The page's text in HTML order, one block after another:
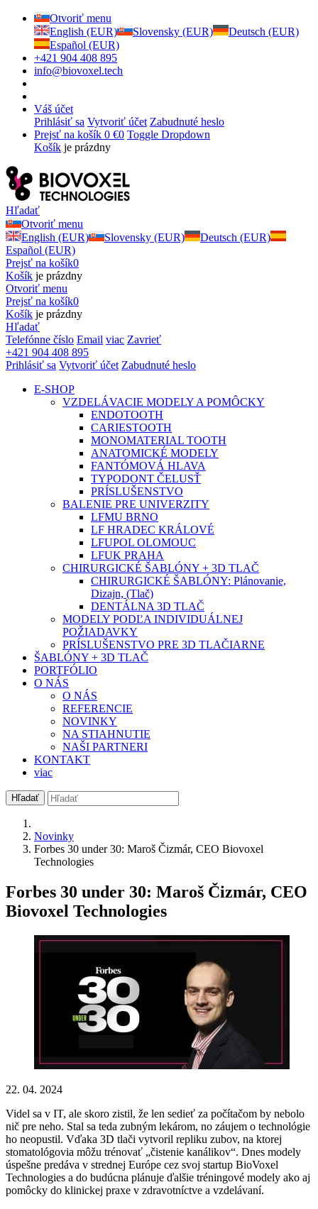
Otvoriť menu
English (EUR)
Slovensky (EUR)
Deutsch (EUR)
Español (EUR)
+421 904 408 895
info@biovoxel.tech
Váš účet
Prihlásiť sa Vytvoriť účet Zabudnuté heslo
Prejsť na košík 0 €0 Toggle Dropdown
Košík je prázdny
Hľadať
Otvoriť menu
English (EUR)
Slovensky (EUR)
Deutsch (EUR)
Español (EUR)
Prejsť na košík0
Košík je prázdny
Otvoriť menu
Prejsť na košík0
Košík je prázdny
Hľadať
Telefónne číslo Email viac Zavrieť
+421 904 408 895
Prihlásiť sa Vytvoriť účet Zabudnuté heslo
E-SHOP
VZDELÁVACIE MODELY A POMÔCKY
ENDOTOOTH
CARIESTOOTH
MONOMATERIAL TOOTH
ANATOMICKÉ MODELY
FANTÓMOVÁ HLAVA
TYPODONT ČELUSŤ
PRÍSLUŠENSTVO
BALENIE PRE UNIVERZITY
LFMU BRNO
LF HRADEC KRÁLOVÉ
LFUPOL OLOMOUC
LFUK PRAHA
CHIRURGICKÉ ŠABLÓNY + 3D TLAČ
CHIRURGICKÉ ŠABLÓNY: Plánovanie,
Dizajn, (Tlač)
DENTÁLNA 3D TLAČ
MODELY PODĽA INDIVIDUÁLNEJ
POŽIADAVKY
PRÍSLUŠENSTVO PRE 3D TLAČIARNE
ŠABLÓNY + 3D TLAČ
PORTFÓLIO
O NÁS
O NÁS
REFERENCIE
NOVINKY
NA STIAHNUTIE
NAŠI PARTNERI
KONTAKT
viac
Hľadať
Novinky
Forbes 30 under 30: Maroš Čizmár, CEO Biovoxel
Technologies
Forbes 30 under 30: Maroš Čizmár, CEO
Biovoxel Technologies
22. 04. 2024
Videl sa v IT, ale skoro zistil, že len sedieť za počítačom by nebolo
nič pre neho. Stal sa teda zubným lekárom, no záujem o technológie
ho neopustil. Vďaka 3D tlači vytvoril repliku zubov, na ktorej
stomatológovia môžu trénovať „čistenie kanálikov“. Dnes modely
úspešne predáva v strednej Európe cez svoj startup BioVoxel
Technologies a do budúcna plánuje ďalšie tréningové modely ako aj
pomôcky do klinickej praxe v zdravotníctve a vzdelávaní.